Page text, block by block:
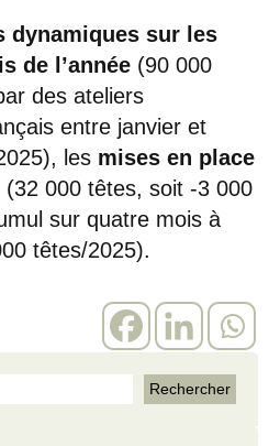
dynamiques sur les
de l’année (90 000
des ateliers
entre janvier et
les mises en place
(32 000 têtes, soit -3 000
sur quatre mois à
têtes/2025).